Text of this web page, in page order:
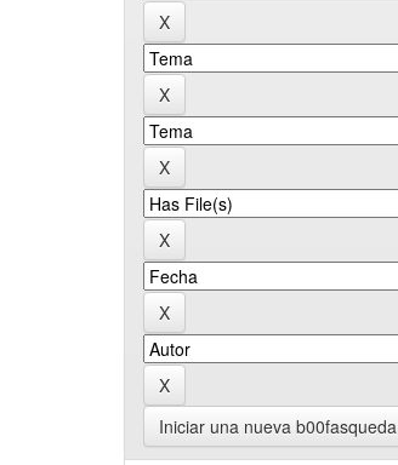
Iniciar una nueva b00fasqueda